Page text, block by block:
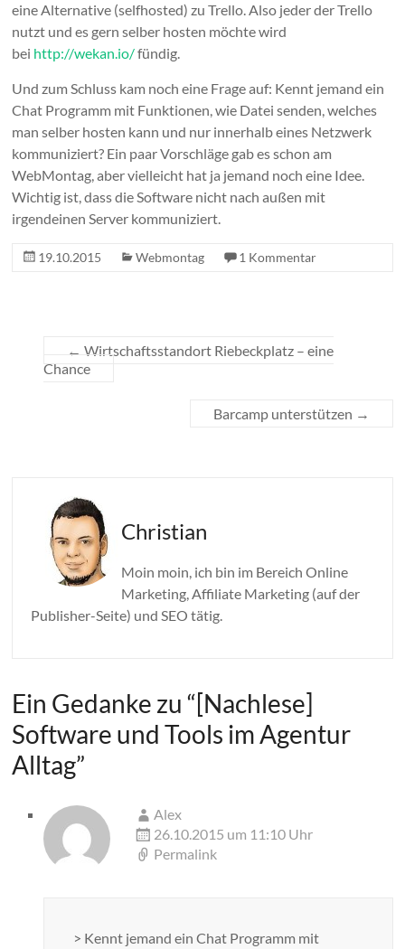
eine Alternative (selfhosted) zu Trello. Also jeder der Trello
nutzt und es gern selber hosten möchte wird
bei http://wekan.io/fündig.
Und zum Schluss kam noch eine Frage auf: Kennt jemand ein
Chat Programm mit Funktionen, wie Datei senden, welches
man selber hosten kann und nur innerhalb eines Netzwerk
kommuniziert? Ein paar Vorschläge gab es schon am
WebMontag, aber vielleicht hat ja jemand noch eine Idee.
Wichtig ist, dass die Software nicht nach außen mit
irgendeinen Server kommuniziert.
19.10.2015 Webmontag 1 Kommentar
← Wirtschaftsstandort Riebeckplatz – eine
Chance
Barcamp unterstützen →
Christian
Moin moin, ich bin im Bereich Online
Marketing, Affiliate Marketing (auf der
Publisher-Seite) und SEO tätig.
Ein Gedanke zu “[Nachlese]
Software und Tools im Agentur
Alltag”
Alex
26.10.2015 um 11:10 Uhr
Permalink
> Kennt jemand ein Chat Programm mit